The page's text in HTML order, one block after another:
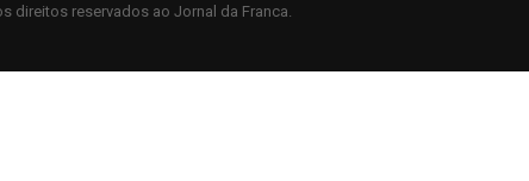
direitos reservados ao Jornal da Franca.